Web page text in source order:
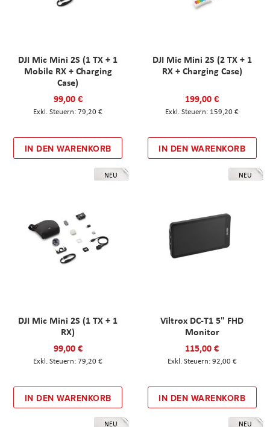
DJI Mic Mini 2S (1 TX + 1
Mobile RX + Charging
Case)
99,00 €
79,20 €
IN DEN WARENKORB
DJI Mic Mini 2S (2 TX + 1
RX + Charging Case)
199,00 €
159,20 €
IN DEN WARENKORB
NEU
DJI Mic Mini 2S (1 TX + 1
RX)
99,00 €
79,20 €
IN DEN WARENKORB
NEU
Viltrox DC-T1 5" FHD
Monitor
115,00 €
92,00 €
IN DEN WARENKORB
NEU NEU